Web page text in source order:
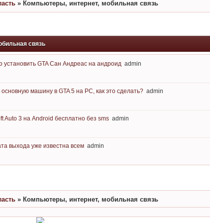
» Компьютеры, интернет, мобильная связь
связь
установить GTA Сан Андреас на андроид admin
машину в GTA 5 на PC, как это сделать? admin
Auto 3 на Android бесплатно без sms admin
выхода уже известна всем admin
» Компьютеры, интернет, мобильная связь